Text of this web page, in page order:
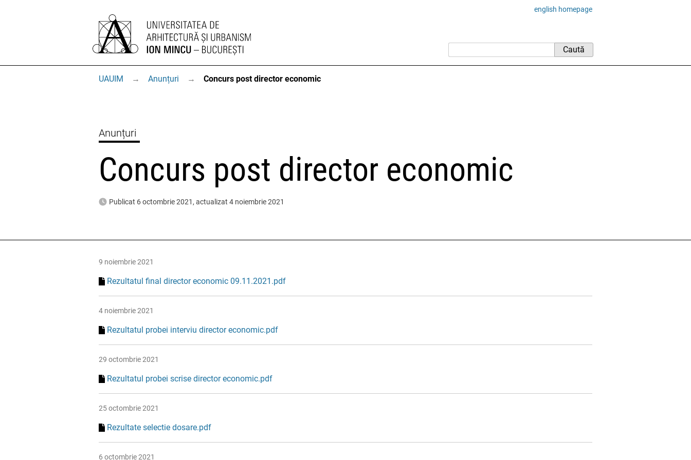
english homepage
UAUIM → Anunțuri → Concurs post director economic
Anunțuri
Concurs post director economic
Publicat 6 octombrie 2021, actualizat 4 noiembrie 2021
9 noiembrie 2021
Rezultatul final director economic 09.11.2021.pdf
4 noiembrie 2021
Rezultatul probei interviu director economic.pdf
29 octombrie 2021
Rezultatul probei scrise director economic.pdf
25 octombrie 2021
Rezultate selectie dosare.pdf
6 octombrie 2021